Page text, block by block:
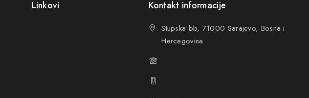
Linkovi Kontakt informacije
Stupska bb, 71000 Sarajevo, Bosna i
Hercegovina